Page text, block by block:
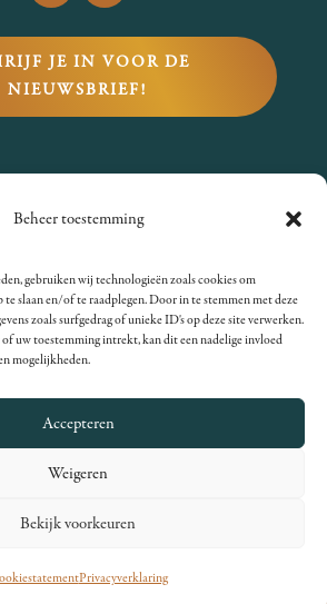
Beheer toestemming
gebruiken wij technologieën zoals cookies om
slaan en/of te raadplegen. Door in te stemmen met deze
zoals surfgedrag of unieke ID's op deze site verwerken.
of uw toestemming intrekt, kan dit een nadelige invloed
mogelijkheden.
Accepteren
Weigeren
Bekijk voorkeuren
Privacyverklaring
JE IN VOOR DE
NIEUWSBRIEF!
VRAGEN?
mailtje naar
.
•Cookiestatement
de Vlaming